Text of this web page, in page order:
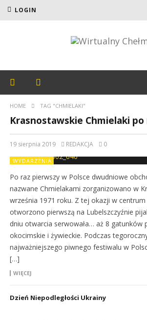
LOGIN
HOME TAG "CHMIELAKI"
Krasnostawskie Chmielaki po
19 sierpnia 2019 REDAKCJA 0
WYDARZENIA
Po raz pierwszy w Polsce dwudniowe
nazwane Chmielakami zorganizowano w
września 1971 roku. Z tej okazji w
otworzono pierwszą na Lubelszczyźnie
dniu otwarcia serwowała… aż 8 gatunków
okocimskie i żywieckie. Podczas
najważniejszego piwnego festiwalu w
[…]
WIĘCEJ
Dzień Niepodległości Ukrainy